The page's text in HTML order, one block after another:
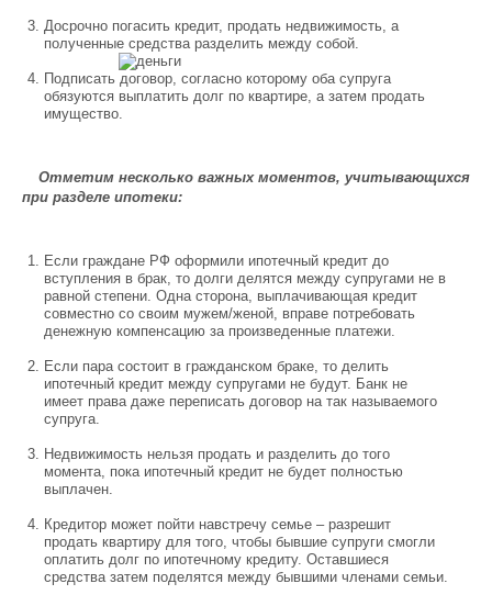
Досрочно погасить кредит, продать недвижимость, а
полученные средства разделить между собой.
Подписать договор, согласно которому оба супруга
обязуются выплатить долг по квартире, а затем продать
имущество.
Отметим несколько важных моментов, учитывающихся
при разделе ипотеки:
Если граждане РФ оформили ипотечный кредит до
вступления в брак, то долги делятся между супругами не в
равной степени. Одна сторона, выплачивающая кредит
совместно со своим мужем/женой, вправе потребовать
денежную компенсацию за произведенные платежи.
Если пара состоит в гражданском браке, то делить
ипотечный кредит между супругами не будут. Банк не
имеет права даже переписать договор на так называемого
супруга.
Недвижимость нельзя продать и разделить до того
момента, пока ипотечный кредит не будет полностью
выплачен.
Кредитор может пойти навстречу семье – разрешит
продать квартиру для того, чтобы бывшие супруги смогли
оплатить долг по ипотечному кредиту. Оставшиеся
средства затем поделятся между бывшими членами семьи.